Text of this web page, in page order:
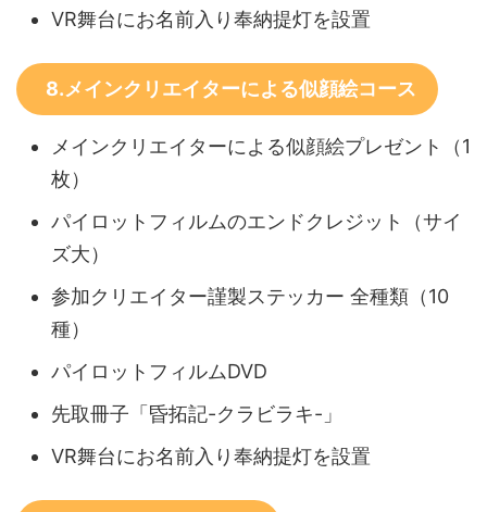
VR舞台にお名前入り奉納提灯を設置
8.メインクリエイターによる似顔絵コース
メインクリエイターによる似顔絵プレゼント（1
枚）
パイロットフィルムのエンドクレジット（サイ
ズ大）
参加クリエイター謹製ステッカー 全種類（10
種）
パイロットフィルムDVD
先取冊子「昏拓記-クラビラキ-」
VR舞台にお名前入り奉納提灯を設置